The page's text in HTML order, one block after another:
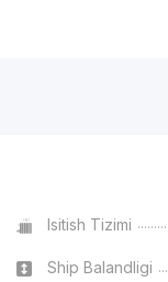
Isitish Tizimi
Ship Balandligi